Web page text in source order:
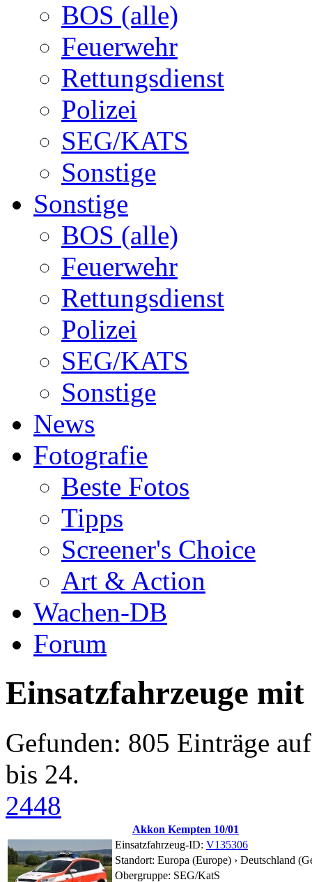
BOS (alle)
Feuerwehr
Rettungsdienst
Polizei
SEG/KATS
Sonstige
Sonstige
BOS (alle)
Feuerwehr
Rettungsdienst
Polizei
SEG/KATS
Sonstige
News
Fotografie
Beste Fotos
Tipps
Screener's Choice
Art & Action
Wachen-DB
Forum
Einsatzfahrzeuge mit
Gefunden: 805 Einträge
bis 24.
2448
Akkon Kempten 10/01
Einsatzfahrzeug-ID: V135306
Standort: Europa (Europe) › Deutschland
Obergruppe: SEG/KatS